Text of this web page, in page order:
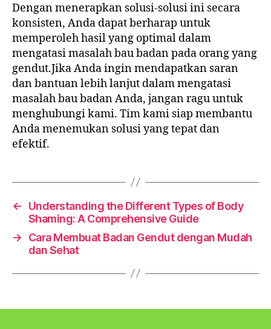
Dengan menerapkan solusi-solusi ini secara
konsisten, Anda dapat berharap untuk
memperoleh hasil yang optimal dalam
mengatasi masalah bau badan pada orang yang
gendut.Jika Anda ingin mendapatkan saran
dan bantuan lebih lanjut dalam mengatasi
masalah bau badan Anda, jangan ragu untuk
menghubungi kami. Tim kami siap membantu
Anda menemukan solusi yang tepat dan
efektif.
←
Understanding the Different Types of Body
Shaming: A Comprehensive Guide
→
Cara Membuat Badan Gendut dengan Mudah
dan Sehat